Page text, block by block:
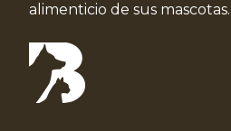
alimenticio de sus mascotas.